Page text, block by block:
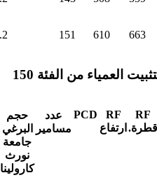
663
610
151
العمياء من الفئة 150
RF
قطرة.
RF
ارتفاع
PCD
عدد
مسامير
حجم
البرغي
جامعة
نورث
كارولينا